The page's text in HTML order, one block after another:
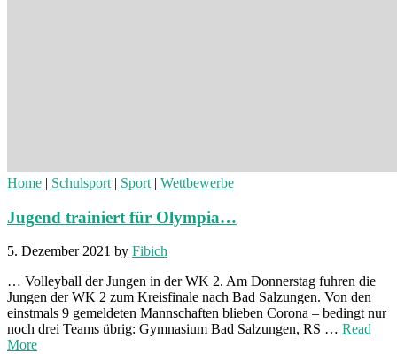
Home | Schulsport | Sport | Wettbewerbe
Jugend trainiert für Olympia…
5. Dezember 2021 by Fibich
… Volleyball der Jungen in der WK 2. Am Donnerstag fuhren die
Jungen der WK 2 zum Kreisfinale nach Bad Salzungen. Von den
einstmals 9 gemeldeten Mannschaften blieben Corona – bedingt nur
noch drei Teams übrig: Gymnasium Bad Salzungen, RS … Read
More